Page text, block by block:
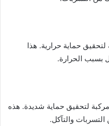
حماية حرارية. هذا
بسبب الحرارة.
لتحقيق حماية شديدة. هذه
والتآكل.